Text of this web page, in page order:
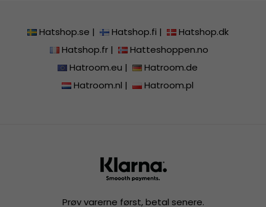
Hatshop.se | Hatshop.fi |
Hatshop.dk
Hatshop.fr|
Hatteshoppen.no
Hatroom.eu |
Hatroom.de
Hatroom.nl | Hatroom.pl
Prøv varerne først, betal senere.